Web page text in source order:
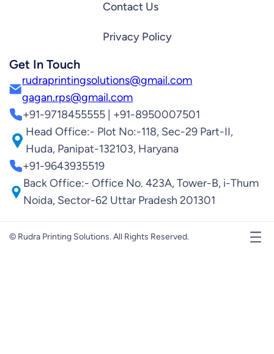
Contact Us
Privacy Policy
Get In Touch
rudraprintingsolutions@gmail.com
gagan.rps@gmail.com
+91-9718455555 | +91-8950007501
Head Office:- Plot No:-118, Sec-29 Part-II,
Huda, Panipat-132103, Haryana
+91-9643935519
Back Office:- Office No. 423A, Tower-B, i-Thum
Noida, Sector-62 Uttar Pradesh 201301
© Rudra Printing Solutions. All Rights Reserved.